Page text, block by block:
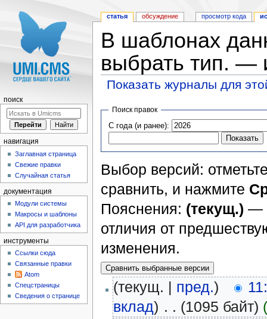
В шаблонах
выбрать тип. —
Показать журналы для
Поиск правок
С года (и ранее):
Выбор версий:
сравнить, и нажмите
Пояснения: (текущ.) —
отличия от
изменения.
(текущ. | пред.)
вклад) . . (1095 байт)
статья обсуждение просмотр кода
поиск
навигация
Заглавная страница
Свежие правки
Случайная статья
документация
Модули системы
Макросы и шаблоны
API для разработчика
инструменты
Ссылки сюда
Связанные правки
Atom
Спецстраницы
Сведения о странице